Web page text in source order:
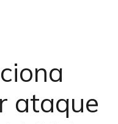
ataque